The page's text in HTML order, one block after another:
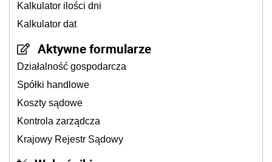
Kalkulator ilości dni
Kalkulator dat
Aktywne formularze
Działalność gospodarcza
Spółki handlowe
Koszty sądowe
Kontrola zarządcza
Krajowy Rejestr Sądowy